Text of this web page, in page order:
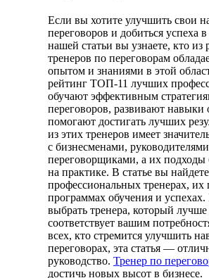
Если вы хотите улучшить свои
переговоров и добиться успеха
нашей статьи вы узнаете, кто из
тренеров по переговорам
опытом и знаниями в этой
рейтинг ТОП-11 лучших
обучают эффективным
переговоров, развивают навыки
помогают достигать лучших
из этих тренеров имеет
с бизнесменами,
переговорщиками, а их
на практике. В статье вы
профессиональных тренерах, их
программах обучения и
выбрать тренера, который лучше
соответствует вашим
всех, кто стремится улучшить
переговорах, эта статья —
руководство. Тренер по
достичь новых высот в бизнесе.